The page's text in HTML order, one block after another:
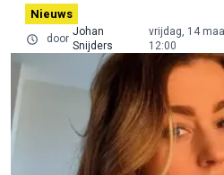
Nieuws
door
Johan
Snijders
vrijdag, 14
12:00